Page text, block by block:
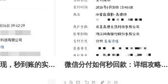
微信分付额度取现，秒到账的实现与技巧 微信分付如何秒回款：详细攻略与常见问题解答